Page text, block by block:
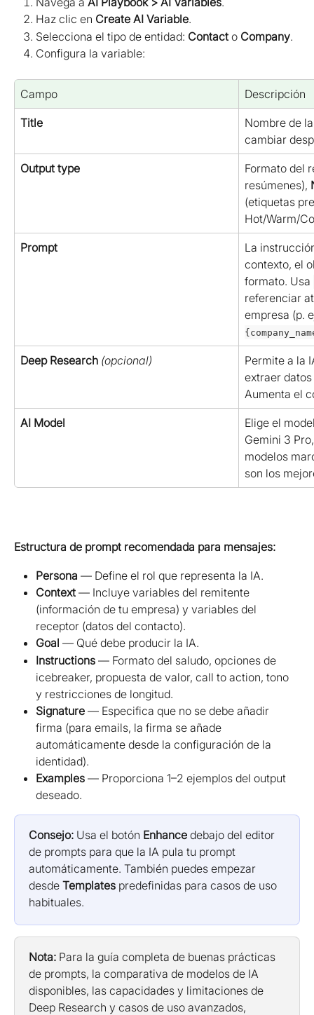
Haz clic en Create AI Variable.
Selecciona el tipo de entidad: Contact o Company.
Configura la variable:
Campo Descripción
Title
Nombre de
cambiar
Output type
Formato del
resúmenes),
(etiquetas
Hot/Warm/
Prompt
La
contexto, el
formato. Usa
referenciar
empresa (p.
Deep Research (opcional)
Permite a la
extraer
Aumenta el
AI Model
Elige el
Gemini 3
modelos
son los
Estructura de prompt recomendada para mensajes:
Persona — Define el rol que representa la IA.
Context — Incluye variables del remitente
(información de tu empresa) y variables del
receptor (datos del contacto).
Goal — Qué debe producir la IA.
Instructions — Formato del saludo, opciones de
icebreaker, propuesta de valor, call to action, tono
y restricciones de longitud.
Signature — Especifica que no se debe añadir
firma (para emails, la firma se añade
automáticamente desde la configuración de la
identidad).
Examples — Proporciona 1–2 ejemplos del output
deseado.
Consejo: Usa el botón Enhance debajo del editor
de prompts para que la IA pula tu prompt
automáticamente. También puedes empezar
desde Templates predefinidas para casos de uso
habituales.
Nota: Para la guía completa de buenas prácticas
de prompts, la comparativa de modelos de IA
disponibles, las capacidades y limitaciones de
Deep Research y casos de uso avanzados,